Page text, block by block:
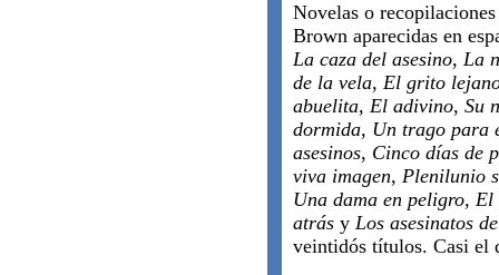
Novelas o
Brown aparecidas en
La caza del asesino, La
de la vela, El grito
abuelita, El adivino, Su
dormida, Un trago para
asesinos, Cinco días de
viva imagen, Plenilunio
Una dama en peligro, El
atrás y Los asesinatos
veintidós títulos. Casi el